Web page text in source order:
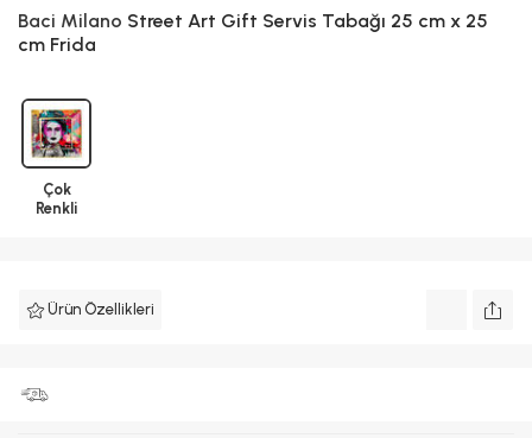
Baci Milano Street Art Gift Servis Tabağı 25 cm x 25
cm Frida
Çok
Renkli
Ürün Özellikleri